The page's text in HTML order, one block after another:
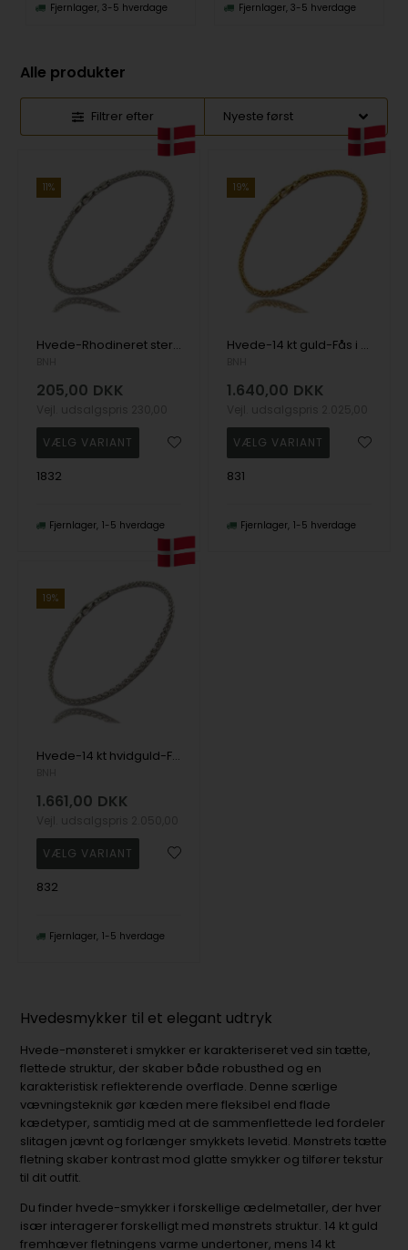
Fjernlager, 3-5 hverdage Fjernlager, 3-5 hverdage
Alle produkter
Filtrer efter
11%
Hvede-Rhodineret sterling sølv halskæder i flere længder og bredder
205,00 DKK
1832
Fjernlager 1-5 hverdage
19%
Hvede-14 kt guld-Fås i flere bredder og længder
1.640,00 DKK
831
Fjernlager 1-5 hverdage
19%
Hvede-14 kt hvidguld-Fås i flere bredder og længder
1.661,00 DKK
832
Fjernlager 1-5 hverdage
Hvedesmykker til et elegant udtryk
Hvede-mønsteret i smykker er karakteriseret ved sin tætte,
flettede struktur, der skaber både robusthed og en
karakteristisk reflekterende overflade. Denne særlige
vævningsteknik gør kæden mere fleksibel end flade
kædetyper, samtidig med at de sammenflettede led fordeler
slitagen jævnt og forlænger smykkets levetid. Mønstrets tætte
fletning skaber kontrast mod glatte smykker og tilfører tekstur
til dit outfit.
Du finder hvede-smykker i forskellige ædelmetaller, der hver
især interagerer forskelligt med mønstrets struktur. 14 kt guld
fremhæver fletningens varme undertoner, mens 14 kt